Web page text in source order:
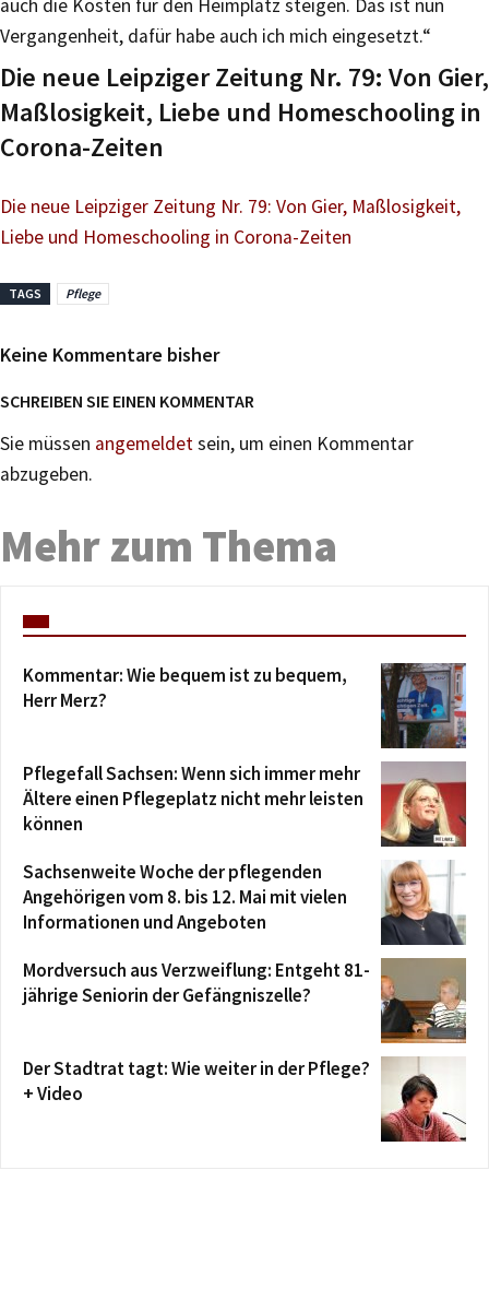
auch die Kosten für den Heimplatz steigen. Das ist nun
Vergangenheit, dafür habe auch ich mich eingesetzt.“
Die neue Leipziger Zeitung Nr. 79: Von Gier,
Maßlosigkeit, Liebe und Homeschooling in
Corona-Zeiten
Die neue Leipziger Zeitung Nr. 79: Von Gier, Maßlosigkeit,
Liebe und Homeschooling in Corona-Zeiten
TAGS Pflege
Keine Kommentare bisher
SCHREIBEN SIE EINEN KOMMENTAR
Sie müssen angemeldetsein, um einen Kommentar
abzugeben.
Mehr zum Thema
Kommentar: Wie bequem ist zu bequem,
Herr Merz?
Pflegefall Sachsen: Wenn sich immer mehr
Ältere einen Pflegeplatz nicht mehr leisten
können
Sachsenweite Woche der pflegenden
Angehörigen vom 8. bis 12. Mai mit vielen
Informationen und Angeboten
Mordversuch aus Verzweiflung: Entgeht 81-
jährige Seniorin der Gefängniszelle?
Der Stadtrat tagt: Wie weiter in der Pflege?
+ Video